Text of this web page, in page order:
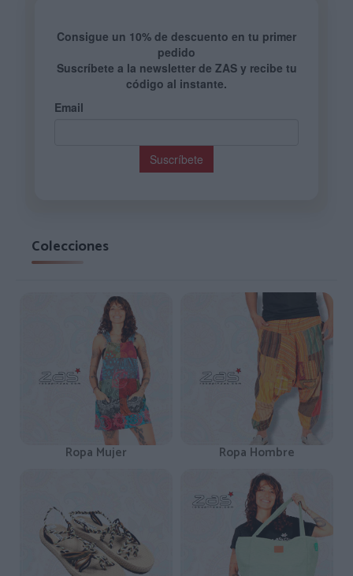
Colecciones
Ropa Mujer Ropa Hombre